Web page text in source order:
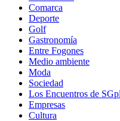
Comarca
Deporte
Golf
Gastronomía
Entre Fogones
Medio ambiente
Moda
Sociedad
Los Encuentros de
Empresas
Cultura